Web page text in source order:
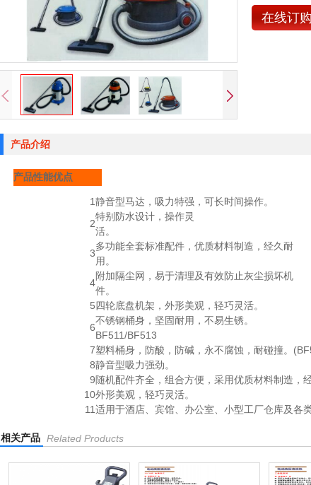
在线订购
产品介绍
产品性能优点
1静音型马达，吸力特强，可长时间操作。
2
特别防水设计，操作灵
活。
3
多功能全套标准配件，优质材料制造，经久耐
用。
4
附加隔尘网，易于清理及有效防止灰尘损坏机
件。
5四轮底盘机架，外形美观，轻巧灵活。
6
不锈钢桶身，坚固耐用，不易生锈。
BF511/BF513
7塑料桶身，防酸，防碱，永不腐蚀，耐碰撞。
8静音型吸力强劲。
9随机配件齐全，组合方便，采用优质材料制造，
10外形美观，轻巧灵活。
11适用于酒店、宾馆、办公室、小型工厂仓库及各
相关产品 Related Products